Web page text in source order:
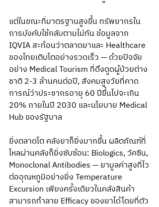
แต่ในขณะที่มาตรฐานสูงขึ้น ทรัพยากรใน
การบังคับใช้กลับตามไม่ทัน ข้อมูลจาก
IQVIA สะท้อนว่าตลาดยาและ Healthcare
ของไทยเติบโตอย่างรวดเร็ว — ด้วยปัจจัย
อย่าง Medical Tourism ที่ดึงดูดผู้ป่วยต่าง
ชาติ 2-3 ล้านคนต่อปี, สังคมสูงวัยที่คาด
การณ์ว่าประชากรอายุ 60 ปีขึ้นไปจะเกิน
20% ภายในปี 2030 และนโยบาย Medical
Hub ของรัฐบาล
ยิ่งตลาดโต คลังยาก็ยิ่งมากขึ้น ผลิตภัณฑ์ที่
ไหลผ่านคลังก็ยิ่งซับซ้อน: Biologics, วัคซีน,
Monoclonal Antibodies — ยามูลค่าสูงที่ไว
ต่ออุณหภูมิอย่างยิ่ง Temperature
Excursion เพียงครั้งเดียวในคลังสินค้า
สามารถทำลาย Efficacy ของยาได้โดยที่ตัว